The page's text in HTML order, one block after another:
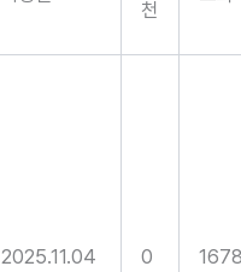
천
2025.11.04 0